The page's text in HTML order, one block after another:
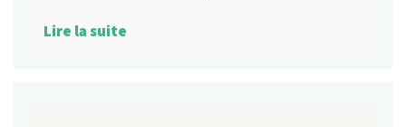
Lire la suite